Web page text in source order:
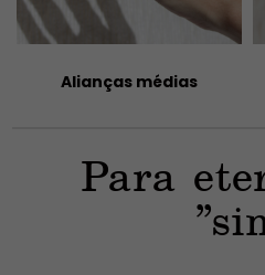
Alianças largas
Para